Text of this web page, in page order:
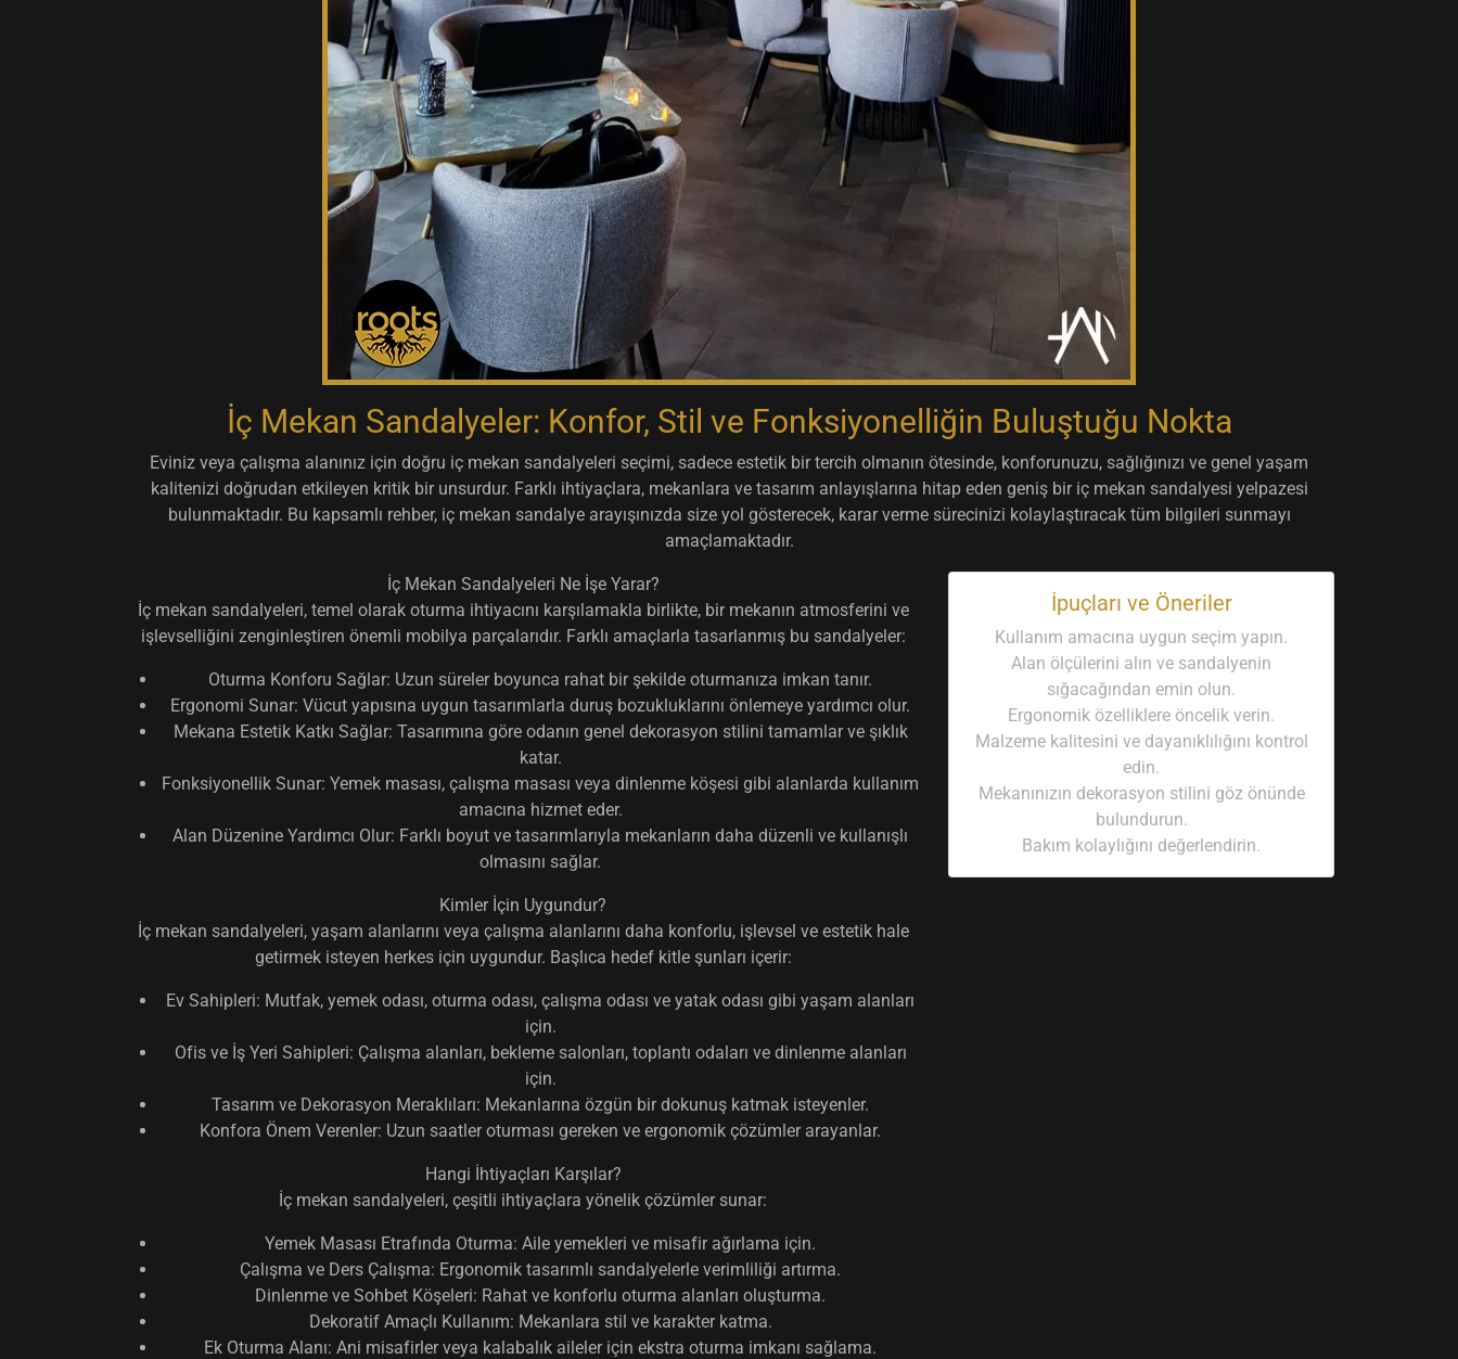
İç Mekan Sandalyeler: Konfor, Stil ve Fonksiyonelliğin Buluştuğu Nokta
Eviniz veya çalışma alanınız için doğru iç mekan sandalyeleri seçimi, sadece estetik bir tercih olmanın ötesinde, konforunuzu, sağlığınızı ve genel yaşam
kalitenizi doğrudan etkileyen kritik bir unsurdur. Farklı ihtiyaçlara, mekanlara ve tasarım anlayışlarına hitap eden geniş bir iç mekan sandalyesi yelpazesi
bulunmaktadır. Bu kapsamlı rehber, iç mekan sandalyearayışınızda size yol gösterecek, karar verme sürecinizi kolaylaştıracak tüm bilgileri sunmayı
amaçlamaktadır.
İç Mekan Sandalyeleri Ne İşe Yarar?
İç mekan sandalyeleri, temel olarak oturma ihtiyacını karşılamakla birlikte, bir mekanın atmosferini ve
işlevselliğini zenginleştiren önemli mobilya parçalarıdır. Farklı amaçlarla tasarlanmış bu sandalyeler:
Oturma Konforu Sağlar: Uzun süreler boyunca rahat bir şekilde oturmanıza imkan tanır.
Ergonomi Sunar: Vücut yapısına uygun tasarımlarla duruş bozukluklarını önlemeye yardımcı olur.
Mekana Estetik Katkı Sağlar: Tasarımına göre odanın genel dekorasyon stilini tamamlar ve şıklık
katar.
Fonksiyonellik Sunar: Yemek masası, çalışma masası veya dinlenme köşesi gibi alanlarda kullanım
amacına hizmet eder.
Alan Düzenine Yardımcı Olur: Farklı boyut ve tasarımlarıyla mekanların daha düzenli ve kullanışlı
olmasını sağlar.
Kimler İçin Uygundur?
İç mekan sandalyeleri, yaşam alanlarını veya çalışma alanlarını daha konforlu, işlevsel ve estetik hale
getirmek isteyen herkes için uygundur. Başlıca hedef kitle şunları içerir:
Ev Sahipleri: Mutfak, yemek odası, oturma odası, çalışma odası ve yatak odası gibi yaşam alanları
için.
Ofis ve İş Yeri Sahipleri: Çalışma alanları, bekleme salonları, toplantı odaları ve dinlenme alanları
için.
Tasarım ve Dekorasyon Meraklıları: Mekanlarına özgün bir dokunuş katmak isteyenler.
Konfora Önem Verenler: Uzun saatler oturması gereken ve ergonomik çözümler arayanlar.
Hangi İhtiyaçları Karşılar?
İç mekan sandalyeleri, çeşitli ihtiyaçlara yönelik çözümler sunar:
Yemek Masası Etrafında Oturma: Aile yemekleri ve misafir ağırlama için.
Çalışma ve Ders Çalışma: Ergonomik tasarımlı sandalyelerle verimliliği artırma.
Dinlenme ve Sohbet Köşeleri: Rahat ve konforlu oturma alanları oluşturma.
Dekoratif Amaçlı Kullanım: Mekanlara stil ve karakter katma.
Ek Oturma Alanı: Ani misafirler veya kalabalık aileler için ekstra oturma imkanı sağlama.
İpuçları ve Öneriler
Kullanım amacına uygun seçim yapın.
Alan ölçülerini alın ve sandalyenin
sığacağından emin olun.
Ergonomik özelliklere öncelik verin.
Malzeme kalitesini ve dayanıklılığını kontrol
edin.
Mekanınızın dekorasyon stilini göz önünde
bulundurun.
Bakım kolaylığını değerlendirin.